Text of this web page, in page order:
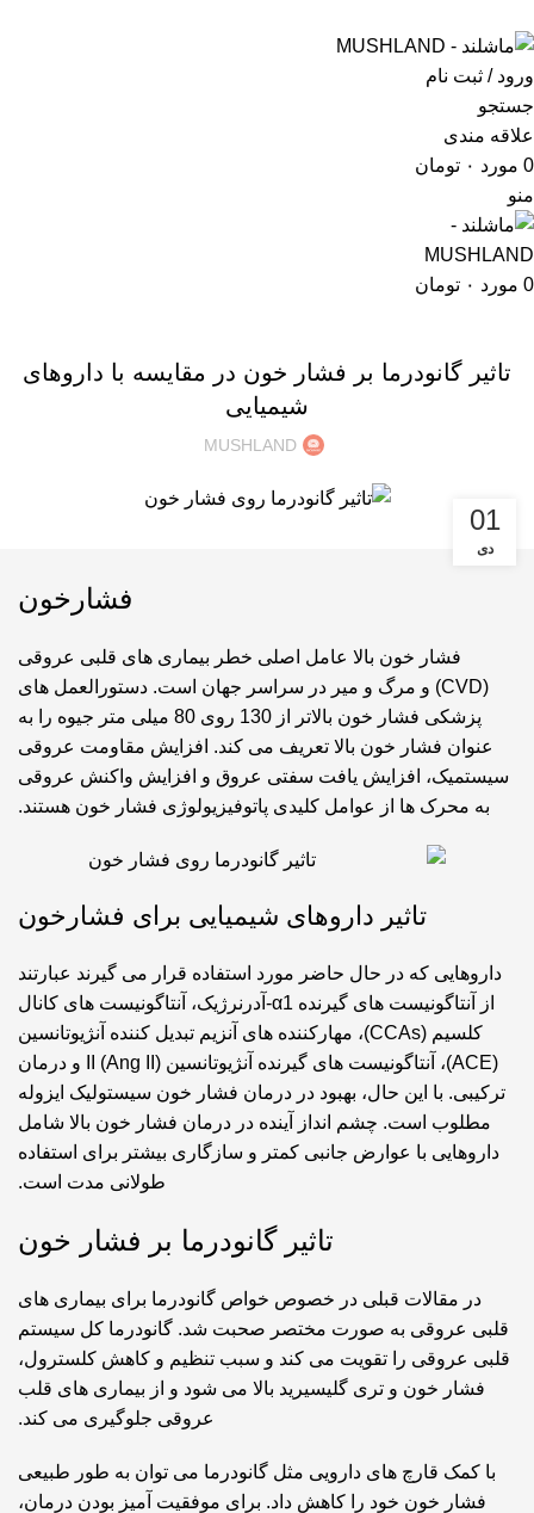
ورود / ثبت نام
جستجو
علاقه مندی
0 مورد ۰ تومان
منو
0 مورد ۰ تومان
تاثیر گانودرما بر فشار خون در مقایسه با داروهای
شیمیایی
MUSHLAND
01
دی
فشارخون
فشار خون بالا عامل اصلی خطر بیماری های قلبی عروقی
(CVD) و مرگ و میر در سراسر جهان است. دستورالعمل های
پزشکی فشار خون بالاتر از 130 روی 80 میلی متر جیوه را به
عنوان فشار خون بالا تعریف می کند. افزایش مقاومت عروقی
سیستمیک، افزایش یافت سفتی عروق و افزایش واکنش عروقی
به محرک ها از عوامل کلیدی پاتوفیزیولوژی فشار خون هستند.
تاثیر داروهای شیمیایی برای فشارخون
داروهایی که در حال حاضر مورد استفاده قرار می گیرند عبارتند
از آنتاگونیست های گیرنده α1-آدرنرژیک، آنتاگونیست های کانال
کلسیم (CCAs)، مهارکننده های آنزیم تبدیل کننده آنژیوتانسین
(ACE)، آنتاگونیست های گیرنده آنژیوتانسین II (Ang II) و درمان
ترکیبی. با این حال، بهبود در درمان فشار خون سیستولیک ایزوله
مطلوب است. چشم انداز آینده در درمان فشار خون بالا شامل
داروهایی با عوارض جانبی کمتر و سازگاری بیشتر برای استفاده
طولانی مدت است.
تاثیر گانودرما بر فشار خون
در مقالات قبلی در خصوص خواص گانودرما برای بیماری های
قلبی عروقی به صورت مختصر صحبت شد. گانودرما کل سیستم
قلبی عروقی را تقویت می کند و سبب تنظیم و کاهش کلسترول،
فشار خون و تری گلیسیرید بالا می شود و از بیماری های قلب
عروقی جلوگیری می کند.
با کمک قارچ های دارویی مثل گانودرما می توان به طور طبیعی
فشار خون خود را کاهش داد. برای موفقیت آمیز بودن درمان،